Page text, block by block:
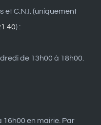
et C.N.I. (uniquement
40) :
de 13h00 à 18h00.
16h00 en mairie. Par